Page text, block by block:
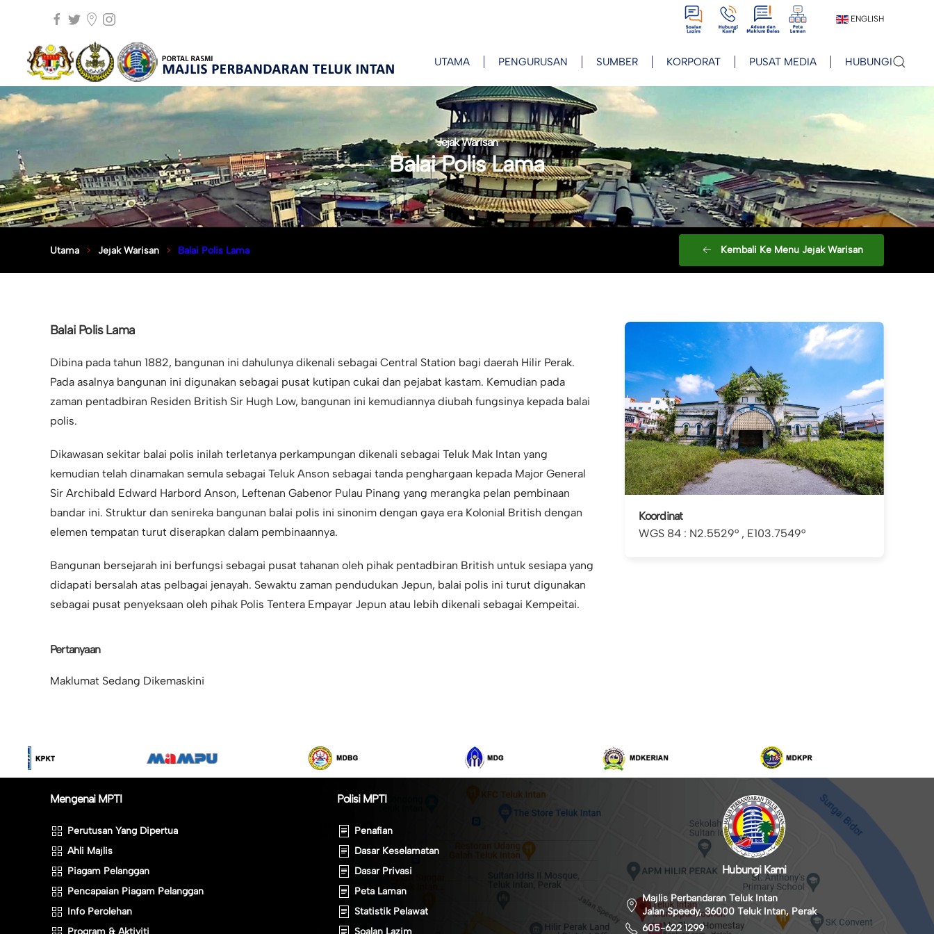
View View View View ENGLISH
UTAMA PENGURUSAN SUMBER KORPORAT PUSAT MEDIA HUBUNGI
Jejak Warisan
Balai Polis Lama
Utama Jejak Warisan Balai Polis Lama Kembali Ke Menu Jejak Warisan
Balai Polis Lama
Dibina pada tahun 1882, bangunan ini dahulunya dikenali sebagai Central Station bagi daerah Hilir Perak.
Pada asalnya bangunan ini digunakan sebagai pusat kutipan cukai dan pejabat kastam. Kemudian pada
zaman pentadbiran Residen British Sir Hugh Low, bangunan ini kemudiannya diubah fungsinya kepada balai
polis.
Dikawasan sekitar balai polis inilah terletanya perkampungan dikenali sebagai Teluk Mak Intan yang
kemudian telah dinamakan semula sebagai Teluk Anson sebagai tanda penghargaan kepada Major General
Sir Archibald Edward Harbord Anson, Leftenan Gabenor Pulau Pinang yang merangka pelan pembinaan
bandar ini. Struktur dan senireka bangunan balai polis ini sinonim dengan gaya era Kolonial British dengan
elemen tempatan turut diserapkan dalam pembinaannya.
Bangunan bersejarah ini berfungsi sebagai pusat tahanan oleh pihak pentadbiran British untuk sesiapa yang
didapati bersalah atas pelbagai jenayah. Sewaktu zaman pendudukan Jepun, balai polis ini turut digunakan
sebagai pusat penyeksaan oleh pihak Polis Tentera Empayar Jepun atau lebih dikenali sebagai Kempeitai.
Pertanyaan
Maklumat Sedang Dikemaskini
Koordinat
WGS 84 : N2.5529° , E103.7549°
Mengenai MPTI
Perutusan Yang Dipertua
Ahli Majlis
Piagam Pelanggan
Pencapaian Piagam Pelanggan
Info Perolehan
Program & Aktiviti
Polisi MPTI
Penafian
Dasar Keselamatan
Dasar Privasi
Peta Laman
Statistik Pelawat
Soalan Lazim
Hubungi Kami
Majlis Perbandaran Teluk Intan
Jalan Speedy, 36000 Teluk Intan, Perak
605-622 1299